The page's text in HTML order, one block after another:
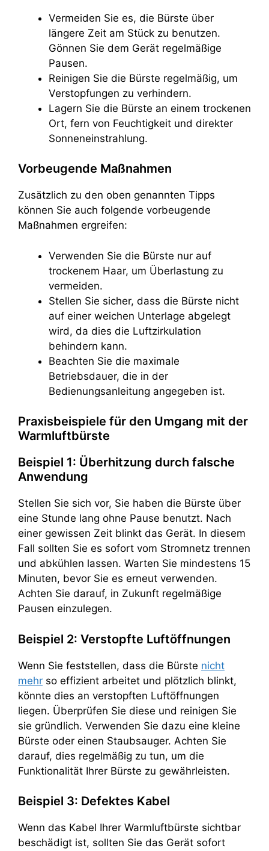
Vermeiden Sie es, die Bürste über
längere Zeit am Stück zu benutzen.
Gönnen Sie dem Gerät regelmäßige
Pausen.
Reinigen Sie die Bürste regelmäßig, um
Verstopfungen zu verhindern.
Lagern Sie die Bürste an einem trockenen
Ort, fern von Feuchtigkeit und direkter
Sonneneinstrahlung.
Vorbeugende Maßnahmen
Zusätzlich zu den oben genannten Tipps
können Sie auch folgende vorbeugende
Maßnahmen ergreifen:
Verwenden Sie die Bürste nur auf
trockenem Haar, um Überlastung zu
vermeiden.
Stellen Sie sicher, dass die Bürste nicht
auf einer weichen Unterlage abgelegt
wird, da dies die Luftzirkulation
behindern kann.
Beachten Sie die maximale
Betriebsdauer, die in der
Bedienungsanleitung angegeben ist.
Praxisbeispiele für den Umgang mit der
Warmluftbürste
Beispiel 1: Überhitzung durch falsche
Anwendung
Stellen Sie sich vor, Sie haben die Bürste über
eine Stunde lang ohne Pause benutzt. Nach
einer gewissen Zeit blinkt das Gerät. In diesem
Fall sollten Sie es sofort vom Stromnetz trennen
und abkühlen lassen. Warten Sie mindestens 15
Minuten, bevor Sie es erneut verwenden.
Achten Sie darauf, in Zukunft regelmäßige
Pausen einzulegen.
Beispiel 2: Verstopfte Luftöffnungen
Wenn Sie feststellen, dass die Bürste nicht
mehr so effizient arbeitet und plötzlich blinkt,
könnte dies an verstopften Luftöffnungen
liegen. Überprüfen Sie diese und reinigen Sie
sie gründlich. Verwenden Sie dazu eine kleine
Bürste oder einen Staubsauger. Achten Sie
darauf, dies regelmäßig zu tun, um die
Funktionalität Ihrer Bürste zu gewährleisten.
Beispiel 3: Defektes Kabel
Wenn das Kabel Ihrer Warmluftbürste sichtbar
beschädigt ist, sollten Sie das Gerät sofort